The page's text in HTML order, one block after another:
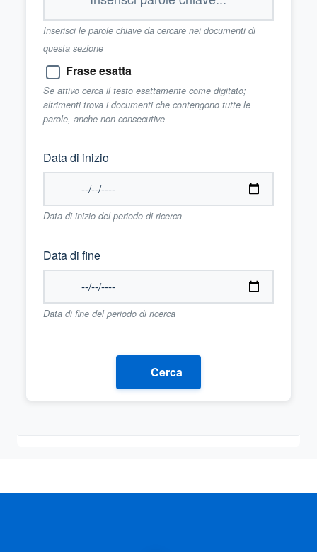
Inserisci le parole chiave da cercare nei documenti di
questa sezione
Frase esatta
Se attivo cerca il testo esattamente come digitato;
altrimenti trova i documenti che contengono tutte le
parole, anche non consecutive
Data di inizio
Data di inizio del periodo di ricerca
Data di fine
Data di fine del periodo di ricerca
Cerca